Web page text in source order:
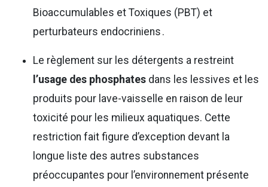
Bioaccumulables et Toxiques (PBT) et
perturbateurs endocriniens .
Le règlement sur les détergents a restreint
l’usage des phosphates dans les lessives et les
produits pour lave-vaisselle en raison de leur
toxicité pour les milieux aquatiques. Cette
restriction fait figure d’exception devant la
longue liste des autres substances
préoccupantes pour l’environnement présente